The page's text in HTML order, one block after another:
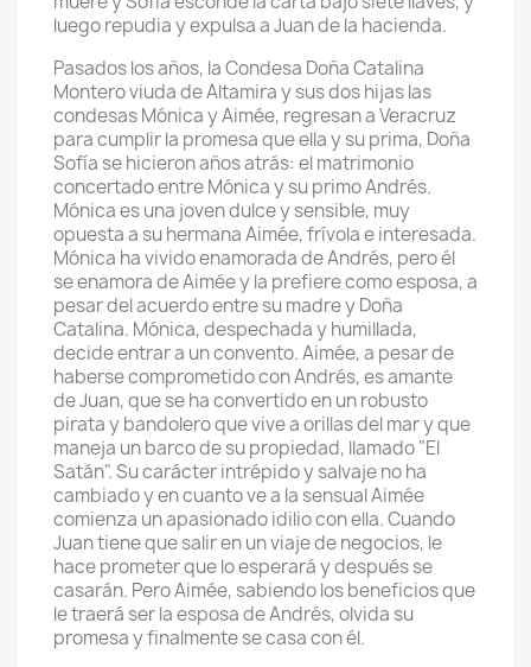
luego repudia y expulsa a Juan de la hacienda.
Pasados los años, la Condesa Doña Catalina
Montero viuda de Altamira y sus dos hijas las
condesas Mónica y Aimée, regresan a Veracruz
para cumplir la promesa que ella y su prima, Doña
Sofía se hicieron años atrás: el matrimonio
concertado entre Mónica y su primo Andrés.
Mónica es una joven dulce y sensible, muy
opuesta a su hermana Aimée, frívola e interesada.
Mónica ha vivido enamorada de Andrés, pero él
se enamora de Aimée y la prefiere como esposa, a
pesar del acuerdo entre su madre y Doña
Catalina. Mónica, despechada y humillada,
decide entrar a un convento. Aimée, a pesar de
haberse comprometido con Andrés, es amante
de Juan, que se ha convertido en un robusto
pirata y bandolero que vive a orillas del mar y que
maneja un barco de su propiedad, llamado "El
Satán". Su carácter intrépido y salvaje no ha
cambiado y en cuanto ve a la sensual Aimée
comienza un apasionado idilio con ella. Cuando
Juan tiene que salir en un viaje de negocios, le
hace prometer que lo esperará y después se
casarán. Pero Aimée, sabiendo los beneficios que
le traerá ser la esposa de Andrés, olvida su
promesa y finalmente se casa con él.